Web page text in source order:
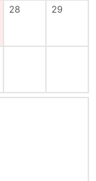
28 29